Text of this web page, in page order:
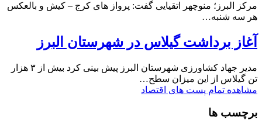
مرکز البرز؛ منوچهر اتقیایی گفت: پرواز های کرج – کیش و بالعکس
هر سه شنبه…
آغاز برداشت گیلاس در شهرستان البرز
مدیر جهاد کشاورزی شهرستان البرز پیش بینی کرد بیش از ۳ هزار
تن گیلاس از این میزان سطح…
مشاهده تمام پست های اقتصاد
برچسب ها